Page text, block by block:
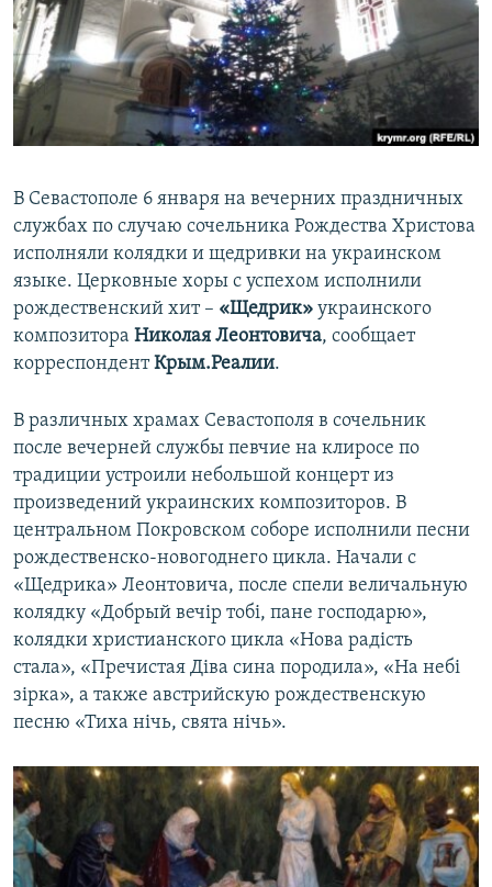
ПОБЕДИТЕЛЕЙ НЕ СУДЯТ?
КРЫМ.НЕПОКОРЕННЫЙ
УКРАИНСКАЯ ПРОБЛЕМА КРЫМА
ПРИСОЕДИНЯЙТЕСЬ!
В Севастополе 6 января на вечерних праздничных
службах по случаю сочельника Рождества Христова
исполняли колядки и щедривки на украинском
языке. Церковные хоры с успехом исполнили
рождественский хит – «Щедрик» украинского
композитора Николая Леонтовича, сообщает
корреспондентКрым.Реалии.
В различных храмах Севастополя в сочельник
после вечерней службы певчие на клиросе по
традиции устроили небольшой концерт из
произведений украинских композиторов. В
центральном Покровском соборе исполнили песни
рождественско-новогоднего цикла. Начали с
«Щедрика» Леонтовича, после спели величальную
колядку «Добрый вечір тобі, пане господарю»,
колядки христианского цикла «Нова радість
стала», «Пречистая Діва сина породила», «На небі
зiрка», а также австрийскую рождественскую
песню «Тиха нічь, свята нiчь».